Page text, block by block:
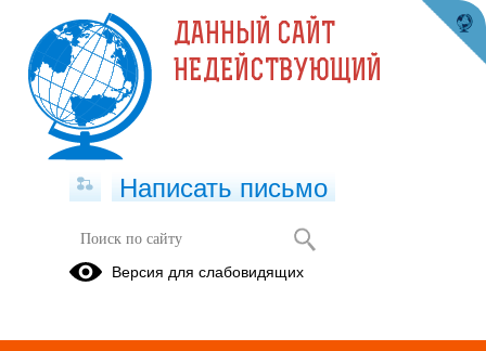
Белые снежинки кружатся, летят
Ccылка на видео
ДАННЫЙ САЙТ
НЕДЕЙСТВУЮЩИЙ
Написать письмо
Версия для слабовидящих